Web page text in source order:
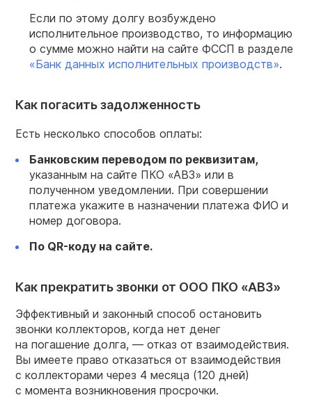
Если по этому долгу возбуждено
исполнительное производство, то информацию
о сумме можно найти на сайте ФССП в разделе
«Банк данных исполнительных производств».
Как погасить задолженность
Есть несколько способов оплаты:
Банковским переводом по реквизитам,
указанным на сайте ПКО «АВЗ» или в
полученном уведомлении. При совершении
платежа укажите в назначении платежа ФИО и
номер договора.
По QR-коду на сайте.
Как прекратить звонки от ООО ПКО «АВЗ»
Эффективный и законный способ остановить
звонки коллекторов, когда нет денег
на погашение долга, — отказ от взаимодействия.
Вы имеете право отказаться от взаимодействия
с коллекторами через 4 месяца (120 дней)
с момента возникновения просрочки.